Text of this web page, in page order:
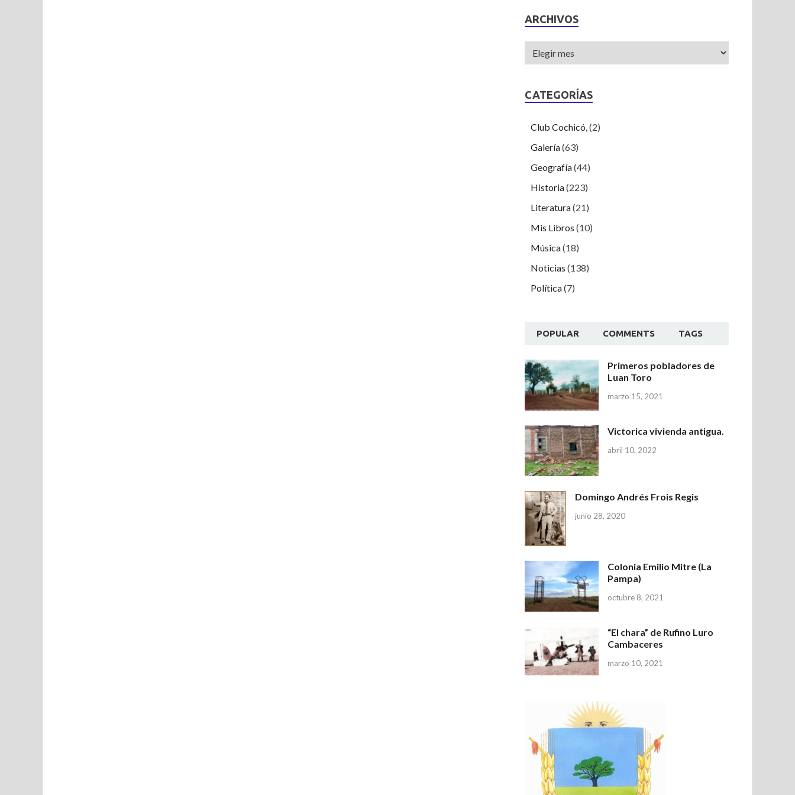
ARCHIVOS
CATEGORÍAS
Club Cochicó,(2)
Galería(63)
Geografía(44)
Historia(223)
Literatura(21)
Mis Libros (10)
Música(18)
Noticias (138)
Política(7)
POPULAR COMMENTS TAGS
Primeros pobladores de
Luan Toro
marzo 15, 2021
Victorica vivienda antigua.
abril 10, 2022
Domingo Andrés Frois Regis
junio 28, 2020
Colonia Emilio Mitre (La
Pampa)
octubre 8, 2021
“El chara” de Rufino Luro
Cambaceres
marzo 10, 2021